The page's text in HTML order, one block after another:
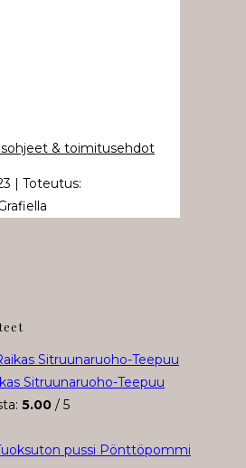
& toimitusehdot
| Toteutus:
Sitruunaruoho-Teepuu
5.00 / 5
Pönttöpommi